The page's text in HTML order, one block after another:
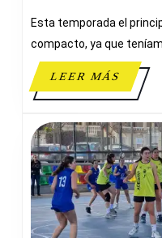
Esta temporada el
compacto, ya que
LEER MÁSLEER
MÁS